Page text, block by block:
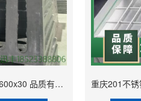
重庆主站树脂水篦子 400x600x30 品质有保障 雨水花园排水 稳固美观